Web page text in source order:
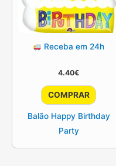
Receba em 24h
4.40€
COMPRAR
Balão Happy Birthday
Party